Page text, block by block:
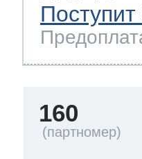
160